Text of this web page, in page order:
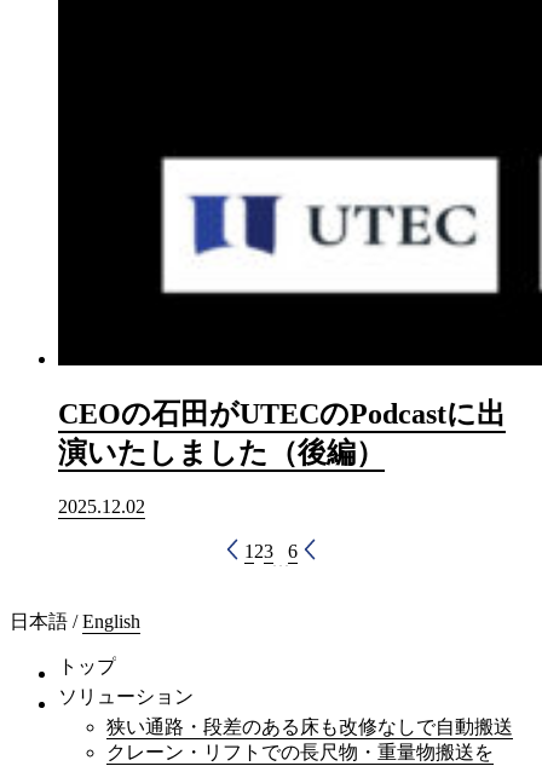
CEOの石田がUTECのPodcastに出
演いたしました（後編）
2025.12.02
1 23 6
日本語 / English
トップ
ソリューション
狭い通路・段差のある床も改修なしで自動搬送
クレーン・リフトでの長尺物・重量物搬送を